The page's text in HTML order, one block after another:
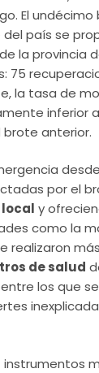
El
país se
la provincia
75
la tasa de
inferior
anterior.
por el
y
como la
realizaron
de salud
los que
instrumentos